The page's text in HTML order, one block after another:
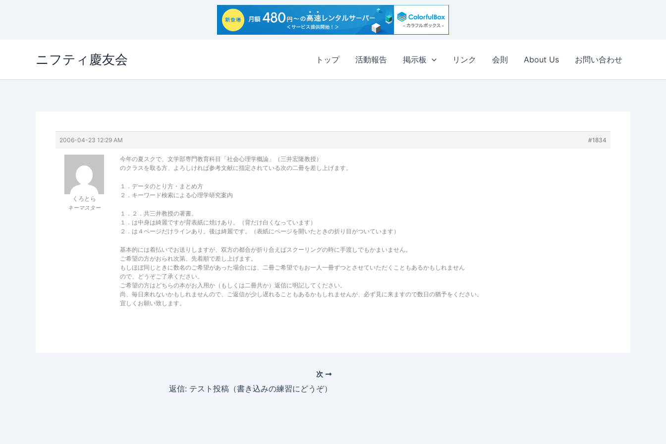
ニフティ慶友会 トップ 活動報告 掲示板 リンク 会則 About Us お問い合わせ
2006-04-23 12:29 AM #1834
くろとら
キーマスター
今年の夏スクで、文学部専門教育科目「社会心理学概論」（三井宏隆教授）
のクラスを取る方、よろしければ参考文献に指定されている次の二冊を差し上げます。
１．データのとり方・まとめ方
２．キーワード検索による心理学研究案内
１．２．共三井教授の著書。
１．は中身は綺麗ですが背表紙に焼けあり。（背だけ白くなっています）
２．は４ページだけラインあり。後は綺麗です。（表紙にページを開いたときの折り目がついています）
基本的には着払いでお送りしますが、双方の都合が折り合えばスクーリングの時に手渡しでもかまいません。
ご希望の方がおられ次第、先着順で差し上げます。
もしほぼ同じときに数名のご希望があった場合には、二冊ご希望でもお一人一冊ずつとさせていただくこともあるかもしれません
ので、どうぞご了承ください。
ご希望の方はどちらの本がお入用か（もしくは二冊共か）返信に明記してください。
尚、毎日来れないかもしれませんので、ご返信が少し遅れることもあるかもしれませんが、必ず見に来ますので数日の猶予をください。
宜しくお願い致します。
次
返信: テスト投稿（書き込みの練習にどうぞ）